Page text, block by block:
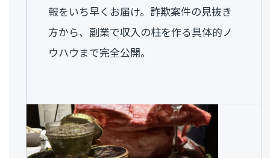
報をいち早くお届け。詐欺案件の見抜き
方から、副業で収入の柱を作る具体的ノ
ウハウまで完全公開。